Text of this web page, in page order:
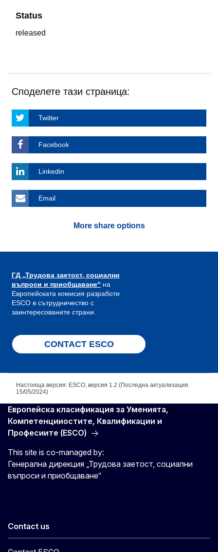
Status
released
Споделете тази страница:
Twitter
Facebook
Linkedin
Email
More share options
ГД „Трудова заетост, социални
въпроси и приобщаване“ на
Европейската комисия разработи
ESCO в сътрудничество с
заинтересованите страни.
CONTACT ESCO
Настояща версия: ESCO, версия 1.2 (Последна актуализация
15/05/2024)
Европейска класификация зa Умениятa,
Компетенцииocтите, Квалификации и
Професиите (ESCO)
This site is co-managed by:
Генерална дирекция „Трудова заетост, социални
въпроси и приобщаване“
Contact us